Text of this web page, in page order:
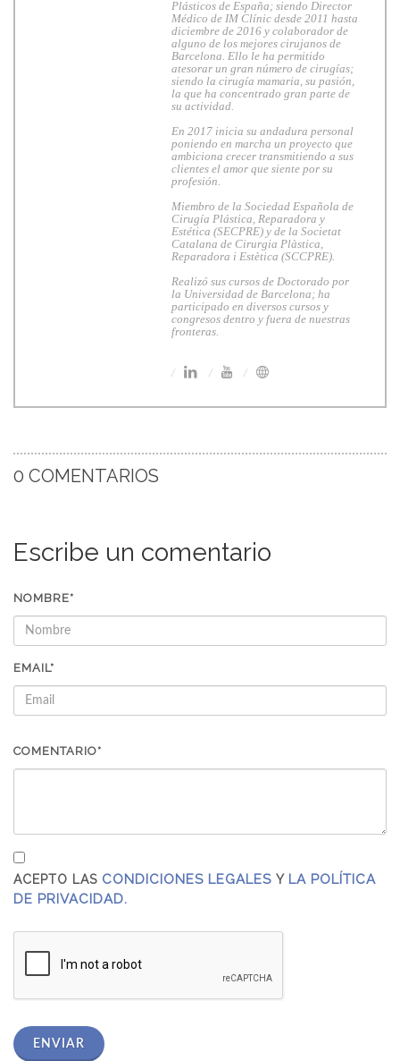
Plásticos de España; siendo Director
Médico de IM Clínic desde 2011 hasta
diciembre de 2016 y colaborador de
alguno de los mejores cirujanos de
Barcelona. Ello le ha permitido
atesorar un gran número de cirugías;
siendo la cirugía mamaria, su pasión,
la que ha concentrado gran parte de
su actividad.
En 2017 inicia su andadura personal
poniendo en marcha un proyecto que
ambiciona crecer transmitiendo a sus
clientes el amor que siente por su
profesión.
Miembro de la Sociedad Española de
Cirugía Plástica, Reparadora y
Estética (SECPRE) y de la Societat
Catalana de Cirurgia Plàstica,
Reparadora i Estètica (SCCPRE).
Realizó sus cursos de Doctorado por
la Universidad de Barcelona; ha
participado en diversos cursos y
congresos dentro y fuera de nuestras
fronteras.
0 COMENTARIOS
Escribe un comentario
NOMBRE*
EMAIL*
COMENTARIO*
ACEPTO LAS CONDICIONES LEGALES Y LA POLÍTICA
DE PRIVACIDAD.
ENVIAR